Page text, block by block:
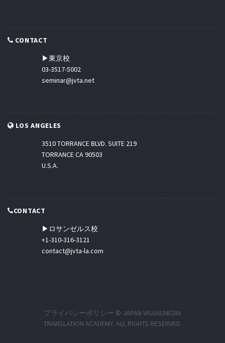
CONTACT
▶東京校
03-3517-5002
seminar@jvta.net
LOS ANGELES
3510 TORRANCE BLVD. SUITE 219
TORRANCE CA 90503
U.S.A.
CONTACT
▶ロサンゼルス校
+1-310-316-3121
contact@jvta-la.com
プライバシーポリシー © JAPAN VISUALMEDIA
TRANSLATION ACADEMY. ALL RIGHTS RESERVED.